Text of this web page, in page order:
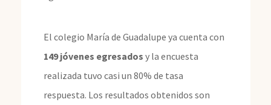
El colegio María de Guadalupe ya cuenta con
149 jóvenes egresados y la encuesta
realizada tuvo casi un 80% de tasa
respuesta. Los resultados obtenidos son